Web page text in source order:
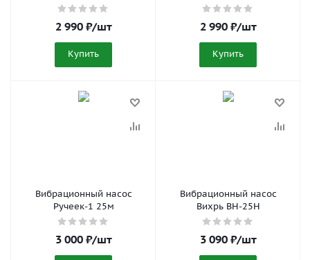
2 990₽/шт
Купить
2 990₽/шт
Купить
Вибрационный насос
Ручеек-1 25м
3 000₽/шт
Вибрационный насос
Вихрь ВН-25Н
3 090₽/шт